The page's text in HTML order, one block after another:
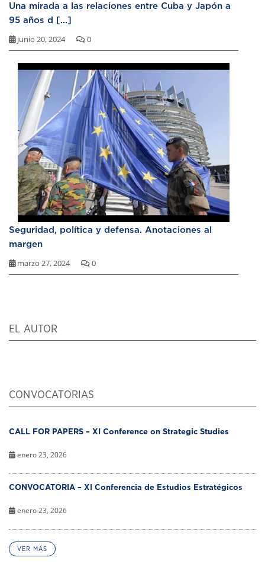
Una mirada a las relaciones entre Cuba y Japón a
95 años d [...]
junio 20, 2024 0
Seguridad, política y defensa. Anotaciones al
margen
marzo 27, 2024 0
EL AUTOR
CONVOCATORIAS
CALL FOR PAPERS – XI Conference on Strategic Studies
enero 23, 2026
CONVOCATORIA – XI Conferencia de Estudios Estratégicos
enero 23, 2026
VER MÁS